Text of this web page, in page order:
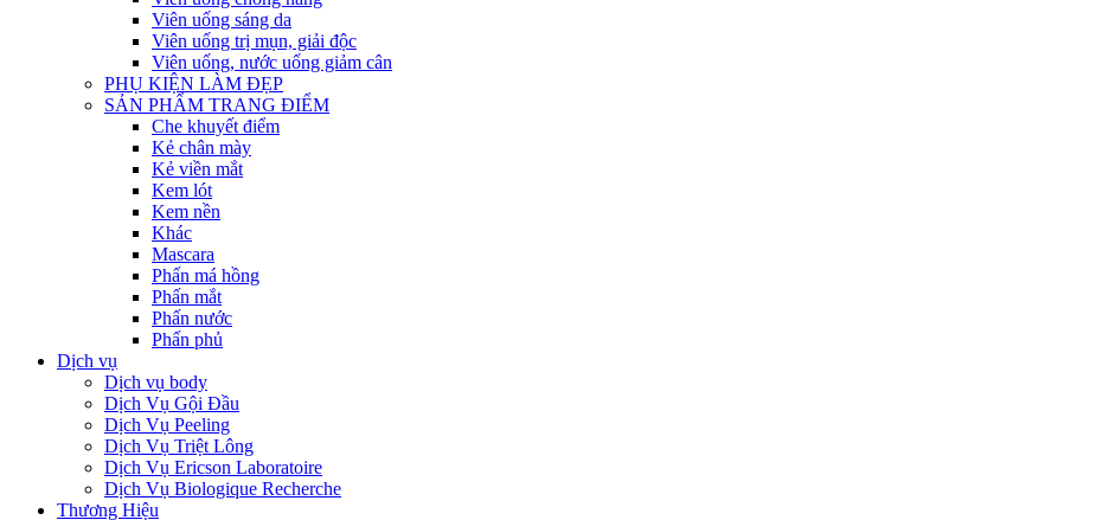
Viên uống sáng da
Viên uống trị mụn, giải độc
Viên uống, nước uống giảm cân
PHỤ KIỆN LÀM ĐẸP
SẢN PHẨM TRANG ĐIỂM
Che khuyết điểm
Kẻ chân mày
Kẻ viền mắt
Kem lót
Kem nền
Khác
Mascara
Phấn má hồng
Phấn mắt
Phấn nước
Phấn phủ
Dịch vụ
Dịch vụ body
Dịch Vụ Gội Đầu
Dịch Vụ Peeling
Dịch Vụ Triệt Lông
Dịch Vụ Ericson Laboratoire
Dịch Vụ Biologique Recherche
Thương Hiệu